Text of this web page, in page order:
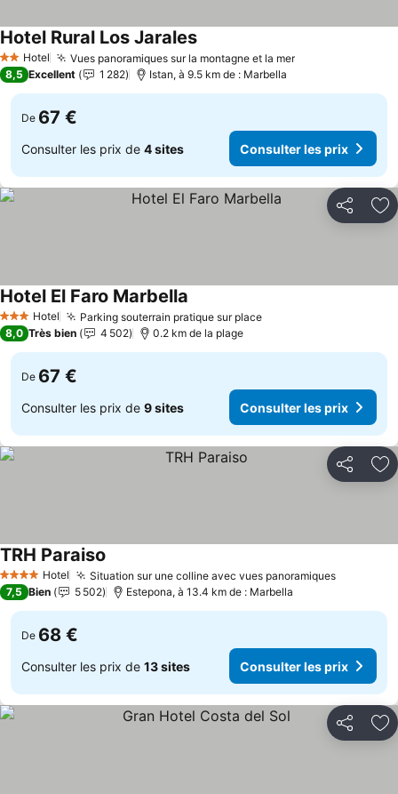
2 Étoiles
Hotel Vues panoramiques sur la montagne et la merConsulter les
Hotel Rural Los JaralesConsulter les prix
8,5 Excellent 1 282 Istan, à 9.5 km de : Marbella
De 67 €
Consulter les prix de 4 sites Consulter les prix
Partager
3 ÉtoilesHotel Parking souterrain pratique sur placeConsulter les prix
Hotel El Faro Marbella
8,0 Très bien 4 502 0.2 km de la plage
De 67 €
Consulter les prix de 9 sites Consulter les prix
Partager
4 Étoiles Hotel Situation sur une colline avec vues panoramiques
TRH Paraiso
7,5 Bien 5 502 Estepona, à 13.4 km de : Marbella
De 68 €
Consulter les prix de 13 sites Consulter les prix
Partager